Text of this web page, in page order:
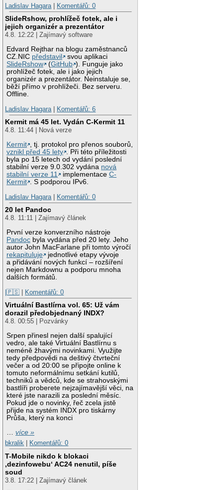
Ladislav Hagara | Komentářů: 0
SlideRshow, prohlížeč fotek, ale i
jejich organizér a prezentátor
4.8. 12:22 | Zajímavý software
Edvard Rejthar na blogu zaměstnanců
CZ.NIC představil
svou aplikaci
SlideRshow
(GitHub ). Funguje jako
prohlížeč fotek, ale i jako jejich
organizér a prezentátor. Neinstaluje se,
běží přímo v prohlížeči. Bez serveru.
Offline.
Ladislav Hagara | Komentářů: 6
Kermit má 45 let. Vydán C-Kermit 11
4.8. 11:44 | Nová verze
Kermit , tj. protokol pro přenos souborů,
vznikl před 45 lety . Při této příležitosti
byla po 15 letech od vydání poslední
stabilní verze 9.0.302 vydána nová
stabilní verze 11
implementaceC-
Kermit . S podporou IPv6.
Ladislav Hagara | Komentářů: 0
20 let Pandoc
4.8. 11:11 | Zajímavý článek
První verze konverzního nástroje
Pandoc byla vydána před 20 lety. Jeho
autor John MacFarlane při tomto výročí
rekapituluje
jednotlivé etapy vývoje
a přidávání nových funkcí – rozšíření
nejen Markdownu a podporu mnoha
dalších formátů.
|🇵🇸 | Komentářů: 0
Virtuální Bastlírna vol. 65: Už vám
dorazil předobjednaný INDX?
4.8. 00:55 | Pozvánky
Srpen přinesl nejen další spalující
vedro, ale také Virtuální Bastlírnu s
neméně žhavými novinkami. Využijte
tedy předpovědi na deštivý čtvrteční
večer a od 20:00 se připojte online k
tomuto neformálnímu setkání kutilů,
techniků a vědců, kde se strahovskými
bastlíři proberete nejzajímavější věci, na
které jste narazili za poslední měsíc.
Pokud jde o novinky, řeč zcela jistě
přijde na systém INDX pro tiskárny
Průša, který na konci
…více »
bkralik
Komentářů: 0
T-Mobile nikdo k blokaci
‚dezinfowebu‘ AC24 nenutil, píše
soud
3.8. 17:22 | Zajímavý článek